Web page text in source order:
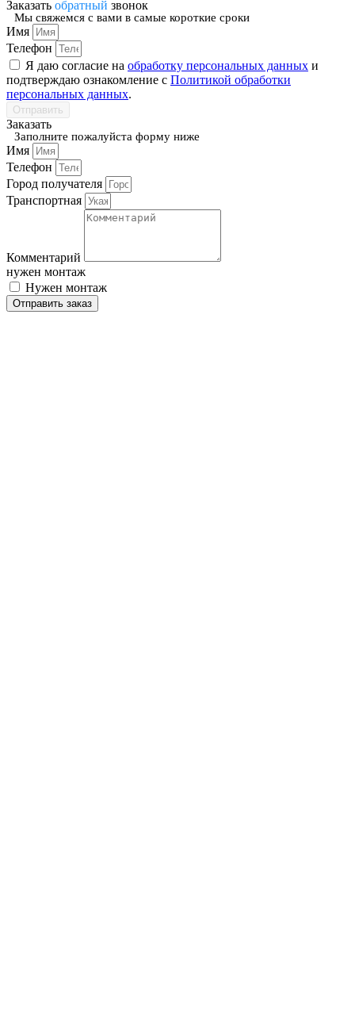
Заказать обратный звонок
Мы свяжемся с вами в самые короткие сроки
Имя
Телефон
Я даю согласие на обработку персональных данных и
подтверждаю ознакомление с Политикой обработки
персональных данных.
Отправить
Заказать
Заполните пожалуйста форму ниже
Имя
Телефон
Город получателя
Транспортная
Комментарий
нужен монтаж
Нужен монтаж
Отправить заказ